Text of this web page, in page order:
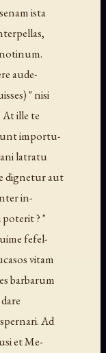
ista
aude-
" nisi
ille te
importu-
latratu
dignetur aut
in-
? "
fefel-
vitam
barbarum
Ad
et Me-